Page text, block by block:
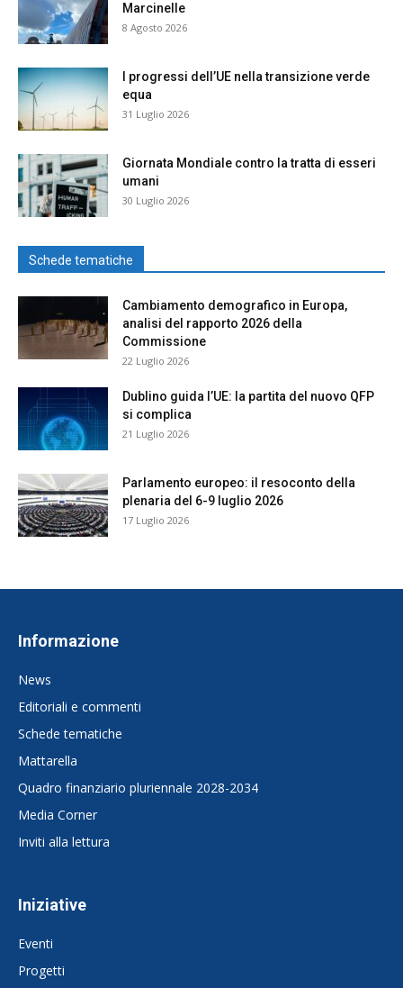
Marcinelle
8 Agosto 2026
I progressi dell’UE nella transizione verde
equa
31 Luglio 2026
Giornata Mondiale contro la tratta di esseri
umani
30 Luglio 2026
Schede tematiche
Cambiamento demografico in Europa,
analisi del rapporto 2026 della
Commissione
22 Luglio 2026
Dublino guida l’UE: la partita del nuovo QFP
si complica
21 Luglio 2026
Parlamento europeo: il resoconto della
plenaria del 6-9 luglio 2026
17 Luglio 2026
Informazione
News
Editoriali e commenti
Schede tematiche
Mattarella
Quadro finanziario pluriennale 2028-2034
Media Corner
Inviti alla lettura
Iniziative
Eventi
Progetti